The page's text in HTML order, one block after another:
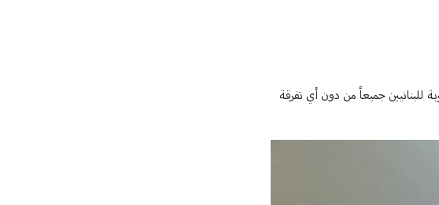
للبنانيين جميعاً من دون أي تفرقة